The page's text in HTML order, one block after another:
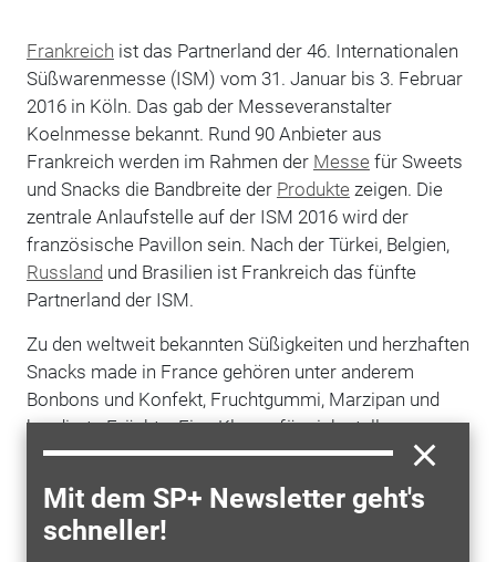
Mit dem SP+ Newsletter geht's
schneller!
Frankreich ist das Partnerland der 46. Internationalen
Süßwarenmesse (ISM) vom 31. Januar bis 3. Februar
2016 in Köln. Das gab der Messeveranstalter
Koelnmesse bekannt. Rund 90 Anbieter aus
Frankreich werden im Rahmen der Messe für Sweets
und Snacks die Bandbreite der Produkte zeigen. Die
zentrale Anlaufstelle auf der ISM 2016 wird der
französische Pavillon sein. Nach der Türkei, Belgien,
Russland und Brasilien ist Frankreich das fünfte
Partnerland der ISM.
Zu den weltweit bekannten Süßigkeiten und herzhaften
Snacks made in France gehören unter anderem
Bonbons und Konfekt, Fruchtgummi, Marzipan und
kandierte Früchte. Eine Klasse für sich stellen
französische Pralinées und Schokolade dar. Auch
französische Backwaren laden zum Genießen ein:
Croissants, Madeleines, feinste Butterkekse, Brioche,
Blätterteig und Macarons.